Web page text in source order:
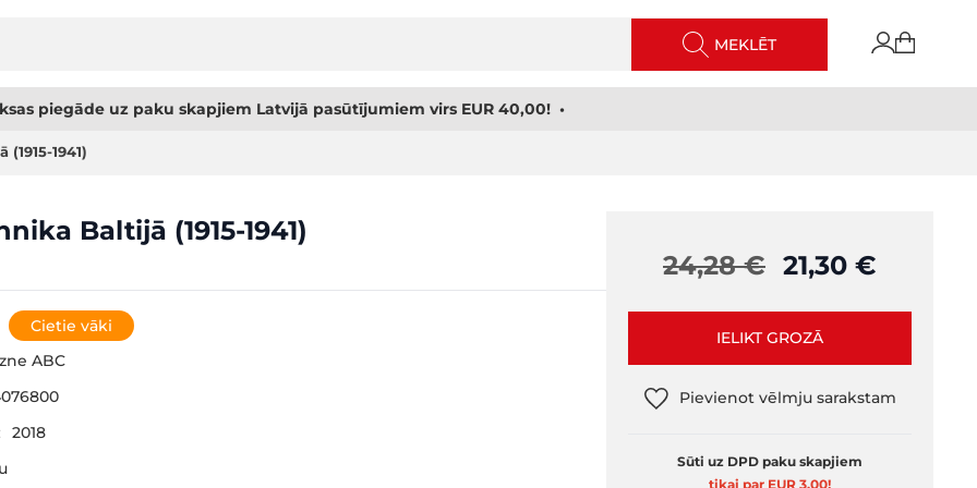
MEKLĒT
piegāde uz paku skapjiem Latvijā pasūtījumiem virs EUR 40,00! •
1941)
Baltijā (1915-1941)
Cietie vāki
ABC
2018
24,28 € 21,30 €
IELIKT GROZĀ
Pievienot vēlmju sarakstam
Sūti uz DPD paku skapjiem
tikai par EUR 3,00!